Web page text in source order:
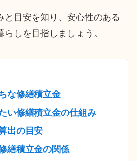
と目安を知り、安心性のある
しを目指しましょう。
な修繕積立金
い修繕積立金の仕組み
出の目安
繕積立金の関係